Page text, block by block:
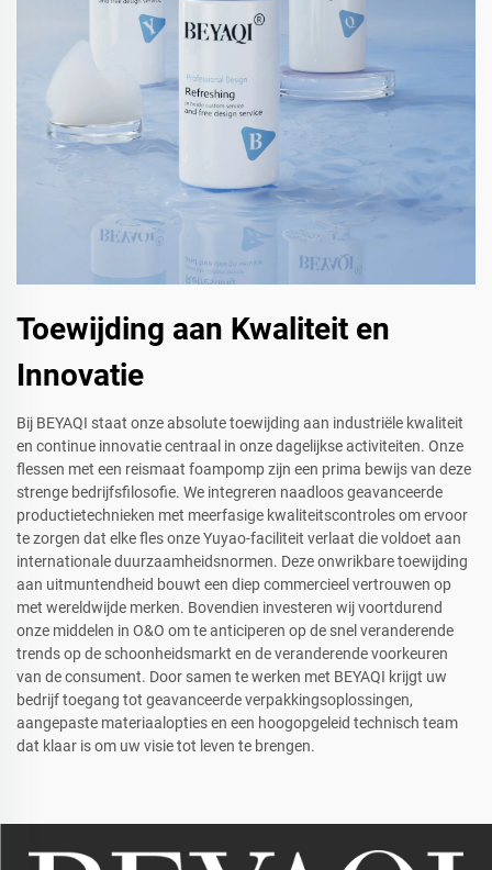
Toewijding aan Kwaliteit en
Innovatie
Bij BEYAQI staat onze absolute toewijding aan industriële kwaliteit
en continue innovatie centraal in onze dagelijkse activiteiten. Onze
flessen met een reismaat foampomp zijn een prima bewijs van deze
strenge bedrijfsfilosofie. We integreren naadloos geavanceerde
productietechnieken met meerfasige kwaliteitscontroles om ervoor
te zorgen dat elke fles onze Yuyao-faciliteit verlaat die voldoet aan
internationale duurzaamheidsnormen. Deze onwrikbare toewijding
aan uitmuntendheid bouwt een diep commercieel vertrouwen op
met wereldwijde merken. Bovendien investeren wij voortdurend
onze middelen in O&O om te anticiperen op de snel veranderende
trends op de schoonheidsmarkt en de veranderende voorkeuren
van de consument. Door samen te werken met BEYAQI krijgt uw
bedrijf toegang tot geavanceerde verpakkingsoplossingen,
aangepaste materiaalopties en een hoogopgeleid technisch team
dat klaar is om uw visie tot leven te brengen.